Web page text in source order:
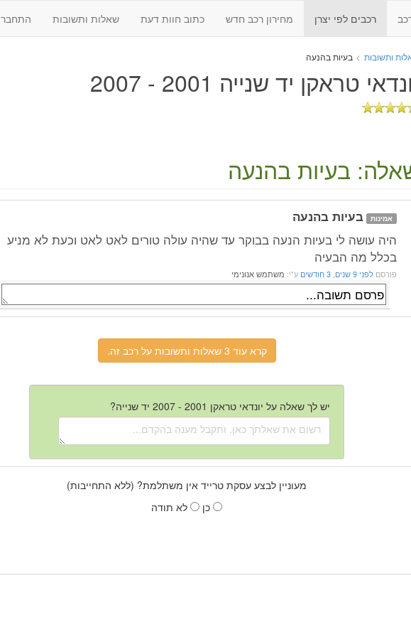
רכבים לפי יצרן מחירון רכב חדש כתוב חוות דעת שאלות ותשובות התחבר
ותשובות > בעיות בהנעה
טראקן יד שנייה 2001 - 2007
בעיות בהנעה
אמינות בעיות בהנעה
היה עושה לי בעיות הנעה בבוקר עד שהיה עולה טורים לאט לאט וכעת לא מניע
בכלל מה הבעיה
פורסםלפני 9 שנים, 3 חודשים ע"י: משתמש אנונימי
קרא עוד 3 שאלות ותשובות על רכב זה.
יש לך שאלה על יונדאי טראקן 2001 - 2007 יד שנייה?
מעוניין לבצע עסקת טרייד אין משתלמת? (ללא התחייבות)
כן
לא תודה